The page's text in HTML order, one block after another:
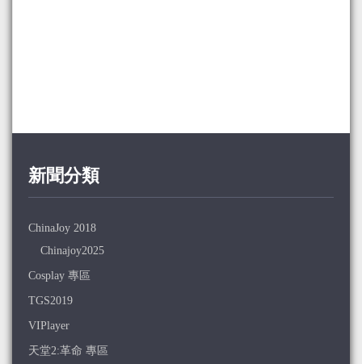
新聞分類
ChinaJoy 2018
Chinajoy2025
Cosplay 專區
TGS2019
VIPlayer
天堂2:革命 專區